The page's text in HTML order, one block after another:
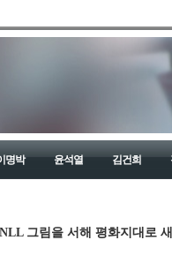
명박 윤석열 김건희
그림을 서해 평화지대로